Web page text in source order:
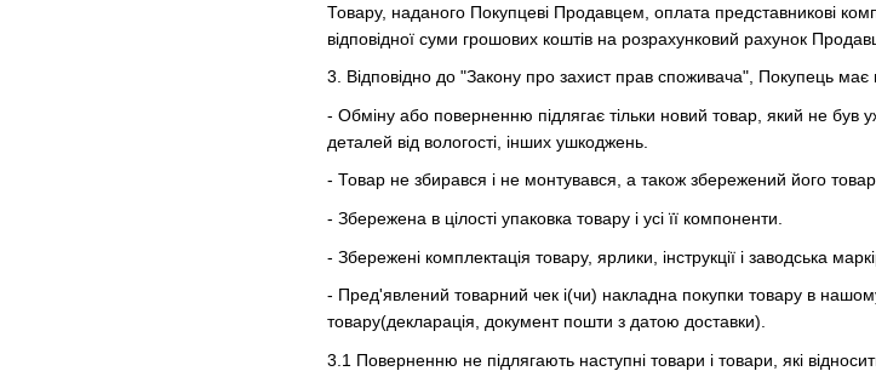
Товару, наданого Покупцеві Продавцем, оплата представникові
відповідної суми грошових коштів на розрахунковий рахунок
3. Відповідно до "Закону про захист прав споживача", Покупець
- Обміну або поверненню підлягає тільки новий товар, який не був
деталей від вологості, інших ушкоджень.
- Товар не збирався і не монтувався, а також збережений його
- Збережена в цілості упаковка товару і усі її компоненти.
- Збережені комплектація товару, ярлики, інструкції і заводська
- Пред'явлений товарний чек і(чи) накладна покупки товару в
товару(декларація, документ пошти з датою доставки).
3.1 Поверненню не підлягають наступні товари і товари, які